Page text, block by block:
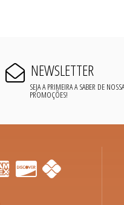
NEWSLETTER
SEJA A PRIMEIRA A SABER DE
PROMOÇÕES!